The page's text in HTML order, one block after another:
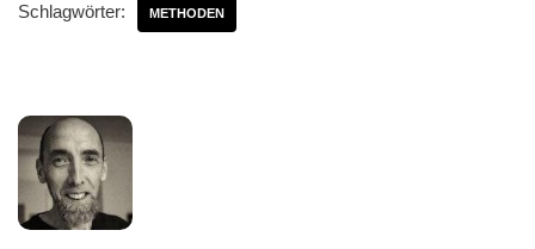
Schlagwörter: METHODEN